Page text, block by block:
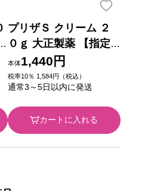
プリザＳ クリーム ２
０ｇ 大正製薬 【指定
第2類医薬品】
本体1,440円
税率10％ 1,584円（税込）
通常3～5日以内に発送
カートに入れる